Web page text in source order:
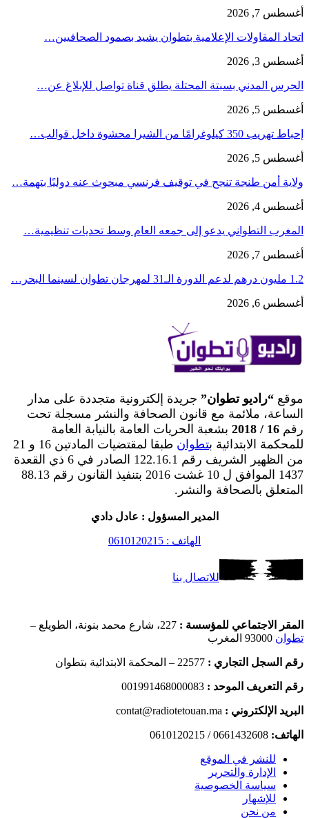
أغسطس 7, 2026
اتحاد المقاولات الإعلامية بتطوان يشيد بصمود الصحافيين…
أغسطس 3, 2026
الحرس المدني بسبتة المحتلة يطلق قناة تواصل للإبلاغ عن…
أغسطس 5, 2026
إحباط تهريب 350 كيلوغرامًا من الشيرا محشوة داخل قوالب…
أغسطس 5, 2026
ولاية أمن طنجة تنجح في توقيف فرنسي مبحوث عنه دوليًا بتهمة…
أغسطس 4, 2026
المغرب التطواني يدعو إلى جمعه العام وسط تحديات تنظيمية…
أغسطس 7, 2026
1.2 مليون درهم لدعم الدورة الـ31 لمهرجان تطوان لسينما البحر…
أغسطس 6, 2026
موقع “راديو تطوان” جريدة إلكترونية متجددة على مدار
الساعة، ملائمة مع قانون الصحافة والنشر مسجلة تحت
رقم 16 / 2018
بشعبة الحريات العامة بالنيابة العامة
للمحكمة الابتدائية بتطوان
طبقا لمقتضيات المادتين 16 و 21
من الظهير الشريف رقم 122.16.1 الصادر في 6 ذي القعدة
1437 الموافق ل 10 غشت 2016 بتنفيذ القانون رقم 88.13
المتعلق بالصحافة والنشر.
المدير المسؤول : عادل دادي
الهاتف : 0610120215
للاتصال بنا
المقر الاجتماعي للمؤسسة : 227، شارع محمد بنونة، الطويلع –
تطوان
رقم السجل التجاري : 22577 – المحكمة الابتدائية بتطوان
رقم التعريف الموحد : 001991468000083
البريد الإلكتروني : contat@radiotetouan.ma
الهاتف: 0661432608 / 0610120215
للنشر في الموقع
الإدارة والتحرير
سياسة الخصوصية
للإشهار
من نحن